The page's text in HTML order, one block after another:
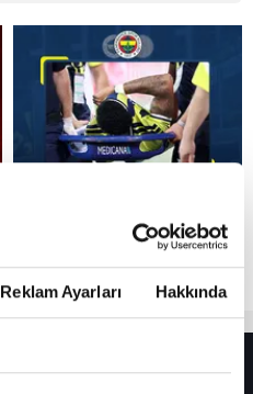
Reklam Ayarları Hakkında